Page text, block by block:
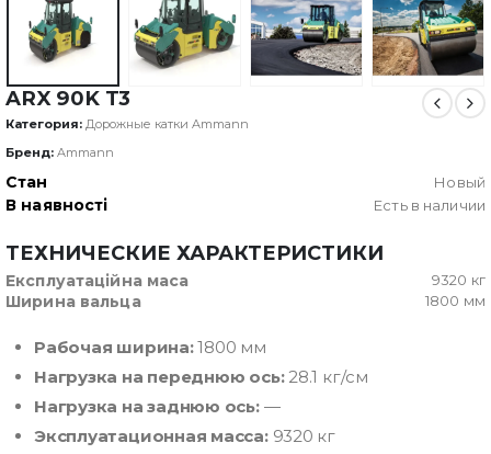
ARX 90K T3
Категория: Дорожные катки Ammann
Бренд: Ammann
Стан Новый
В наявності Есть в наличии
ТЕХНИЧЕСКИЕ ХАРАКТЕРИСТИКИ
Експлуатаційна маса 9320 кг
Ширина вальца 1800 мм
Рабочая ширина:1800 мм
Нагрузка на переднюю ось:28.1 кг/см
Нагрузка на заднюю ось:—
Эксплуатационная масса:9320 кг